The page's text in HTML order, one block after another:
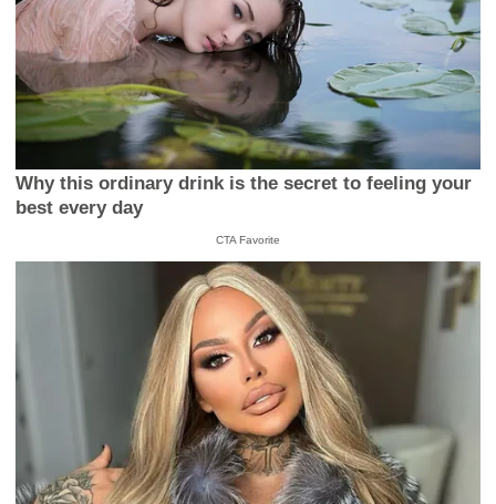
Why this ordinary drink is the secret to feeling your
best every day
CTA Favorite